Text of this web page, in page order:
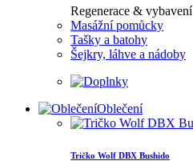
Regenerace & vybavení
Masážní pomůcky
Tašky a batohy
Šejkry, láhve a nádoby
Oblečení
Tričko Wolf DBX Bushido